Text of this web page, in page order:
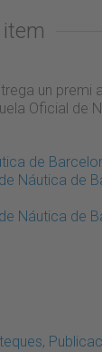
un premi
Oficial de
de
Náutica de
Náutica de